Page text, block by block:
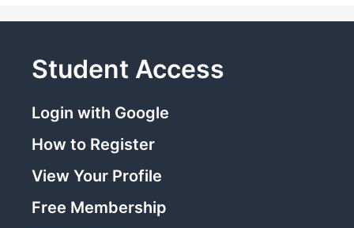
Student Access
Login with Google
How to Register
View Your Profile
Free Membership